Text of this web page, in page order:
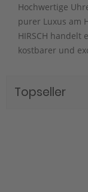
Hochwertige
purer Luxus am
HIRSCH handelt
kostbarer und
Topseller